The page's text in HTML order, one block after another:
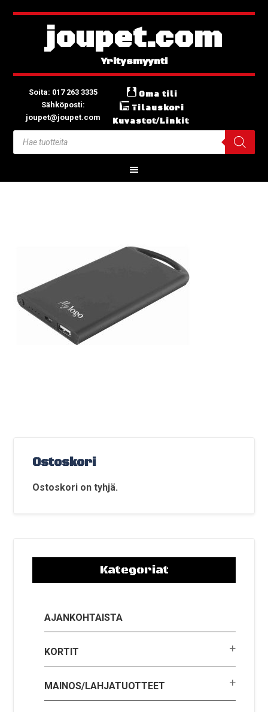
joupet.com
Soita: 017 263 3335
Sähköposti:
joupet@joupet.com
Oma tili
Tilauskori
Kuvastot/Linkit
Ostoskori
Ostoskori on tyhjä.
Kategoriat
AJANKOHTAISTA
KORTIT
MAINOS/LAHJATUOTTEET